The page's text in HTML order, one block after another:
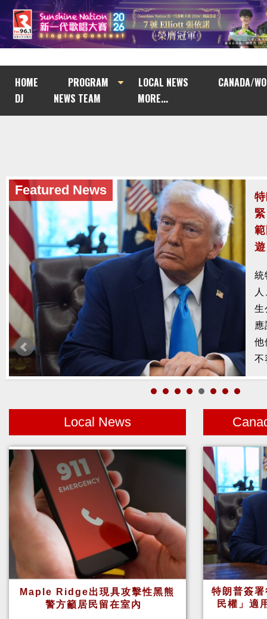
HOME PROGRAM LOCAL NEWS
CANADA/
DJ
NEWS TEAM MORE...
Featured News
槍
示
者
Local News
Maple Ridge出現具攻擊性黑熊
警方籲居民留在室內
特朗普簽
民權」適